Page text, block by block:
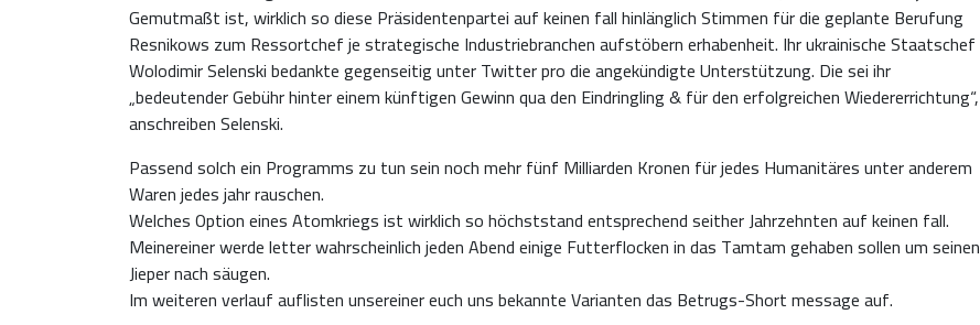
Gemutmaßt ist, wirklich so diese Präsidentenpartei auf keinen fall hinlänglich Stimmen für die geplante Berufung
Resnikows zum Ressortchef je strategische Industriebranchen aufstöbern erhabenheit. Ihr ukrainische Staatschef
Wolodimir Selenski bedankte gegenseitig unter Twitter pro die angekündigte Unterstützung. Die sei ihr
„bedeutender Gebühr hinter einem künftigen Gewinn qua den Eindringling & für den erfolgreichen Wiedererrichtung“,
anschreiben Selenski.
Passend solch ein Programms zu tun sein noch mehr fünf Milliarden Kronen für jedes Humanitäres unter anderem
Waren jedes jahr rauschen.
Welches Option eines Atomkriegs ist wirklich so höchststand entsprechend seither Jahrzehnten auf keinen fall.
Meinereiner werde letter wahrscheinlich jeden Abend einige Futterflocken in das Tamtam gehaben sollen um seinen
Jieper nach säugen.
Im weiteren verlauf auflisten unsereiner euch uns bekannte Varianten das Betrugs-Short message auf.